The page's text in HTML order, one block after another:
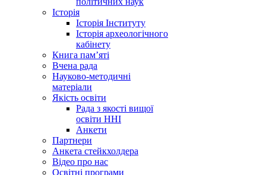
Історія
Історія Інституту
Історія археологічного
кабінету
Книга памʼяті
Вчена рада
Науково-методичні
матеріали
Якість освіти
Рада з якості вищої
освіти ННІ
Анкети
Партнери
Анкета стейкхолдера
Відео про нас
Освітні програми